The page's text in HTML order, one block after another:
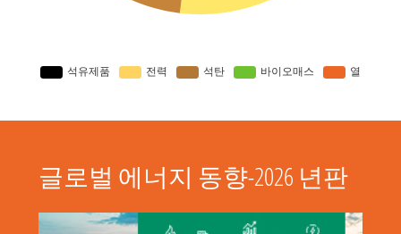
글로벌 에너지 동향-2026 년판